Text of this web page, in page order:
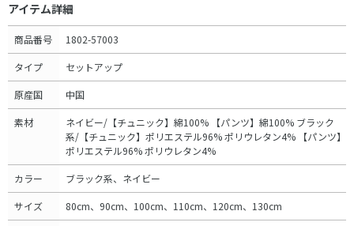
アイテム詳細
商品番号 1802-57003
タイプ セットアップ
原産国 中国
素材
ネイビー/【チュニック】綿100% 【パンツ】綿100% ブラック
系/【チュニック】ポリエステル96% ポリウレタン4% 【パンツ】
ポリエステル96% ポリウレタン4%
カラー ブラック系、ネイビー
サイズ 80cm、90cm、100cm、110cm、120cm、130cm